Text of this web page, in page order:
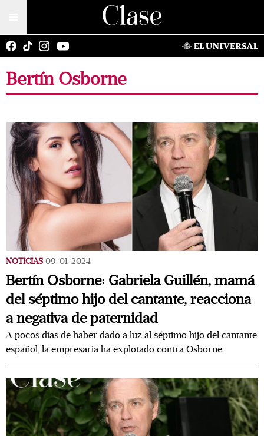
Bertín Osborne
NOTICIAS 09/01/2024
Bertín Osborne: Gabriela Guillén, mamá
del séptimo hijo del cantante, reacciona
a negativa de paternidad
A pocos días de haber dado a luz al séptimo hijo del cantante
español, la empresaria ha explotado contra Osborne.